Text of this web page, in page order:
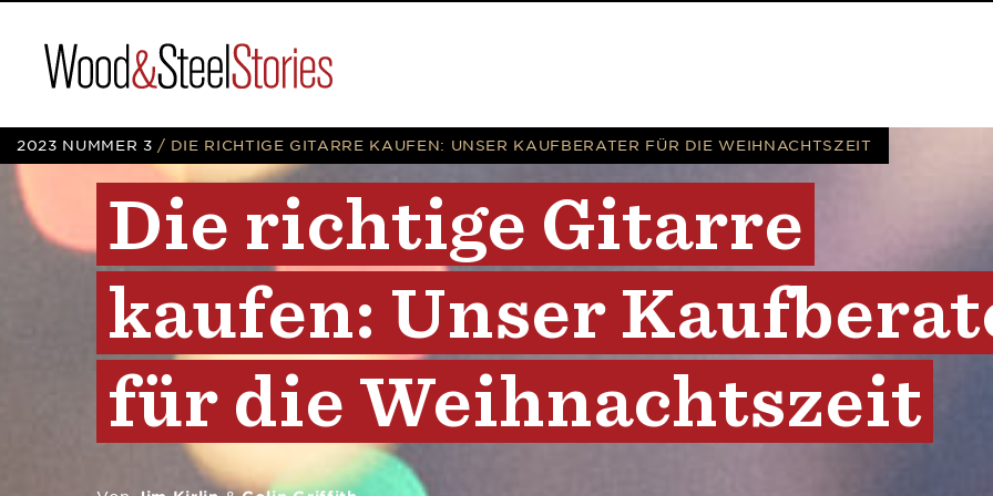
Skip
to
content
Wood
Steel
2023 NUMMER 3 / DIE RICHTIGE GITARRE KAUFEN: UNSER KAUFBERATER FÜR DIE WEIHNACHTSZEIT
Holiday Guide Companion Piece - Part 1
Die richtige Gitarre
kaufen: Unser
für die Weihnachtszeit